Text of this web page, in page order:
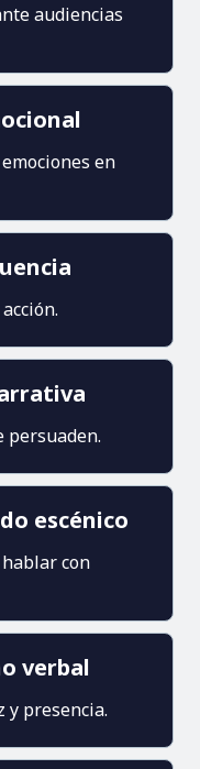
audiencias
en
persuaden.
escénico
con
verbal
y presencia.